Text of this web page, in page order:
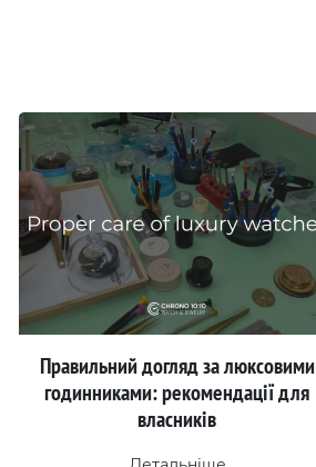
Правильний догляд за люксовими
годинниками: рекомендації для
власників